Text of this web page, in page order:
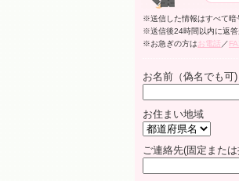
※送信した情報はすべて暗
※送信後24時間以内に返
※お急ぎの方はお電話 ／
お名前（偽名でも可)
お住まい地域
ご連絡先(固定また